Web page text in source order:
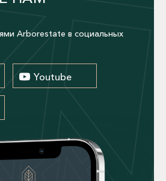
Arborestate в социальных
Youtube